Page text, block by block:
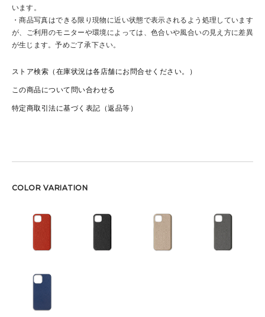
います。
・商品写真はできる限り現物に近い状態で表示されるよう処理しています
が、ご利用のモニターや環境によっては、色合いや風合いの見え方に差異
が生じます。予めご了承下さい。
ストア検索（在庫状況は各店舗にお問合せください。）
この商品について問い合わせる
特定商取引法に基づく表記（返品等）
COLOR VARIATION